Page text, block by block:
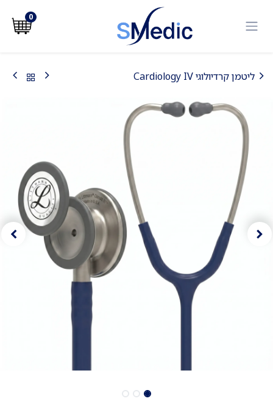
0
ליטמן קרדיולוגי Cardiology IV